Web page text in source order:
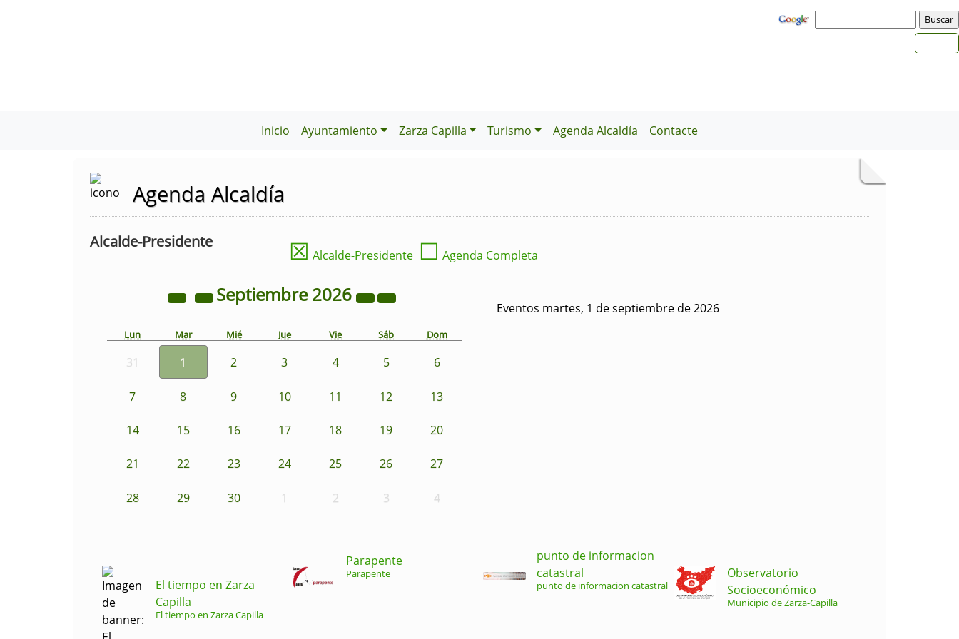
Inicio Ayuntamiento Zarza Capilla Turismo Agenda Alcaldía Contacte
Agenda Alcaldía
Alcalde-Presidente ☒ Alcalde-Presidente ☐ Agenda Completa
Septiembre2026
Lun Mar Mié Jue Vie Sáb Dom
31 1 2 3 4 5 6
7 8 9 10 11 12 13
14 15 16 17 18 19 20
21 22 23 24 25 26 27
28 29 30 1 2 3 4
Eventos martes, 1 de septiembre de 2026
El tiempo en Zarza
Capilla
El tiempo en Zarza Capilla
Parapente
Parapente
punto de informacion
catastral
punto de informacion catastral
Observatorio
Socioeconómico
Municipio de Zarza-Capilla